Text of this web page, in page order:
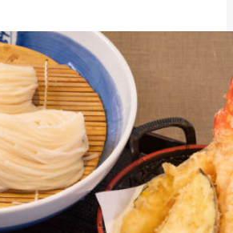
以東武晴空塔線的曳舟站為最近車站的